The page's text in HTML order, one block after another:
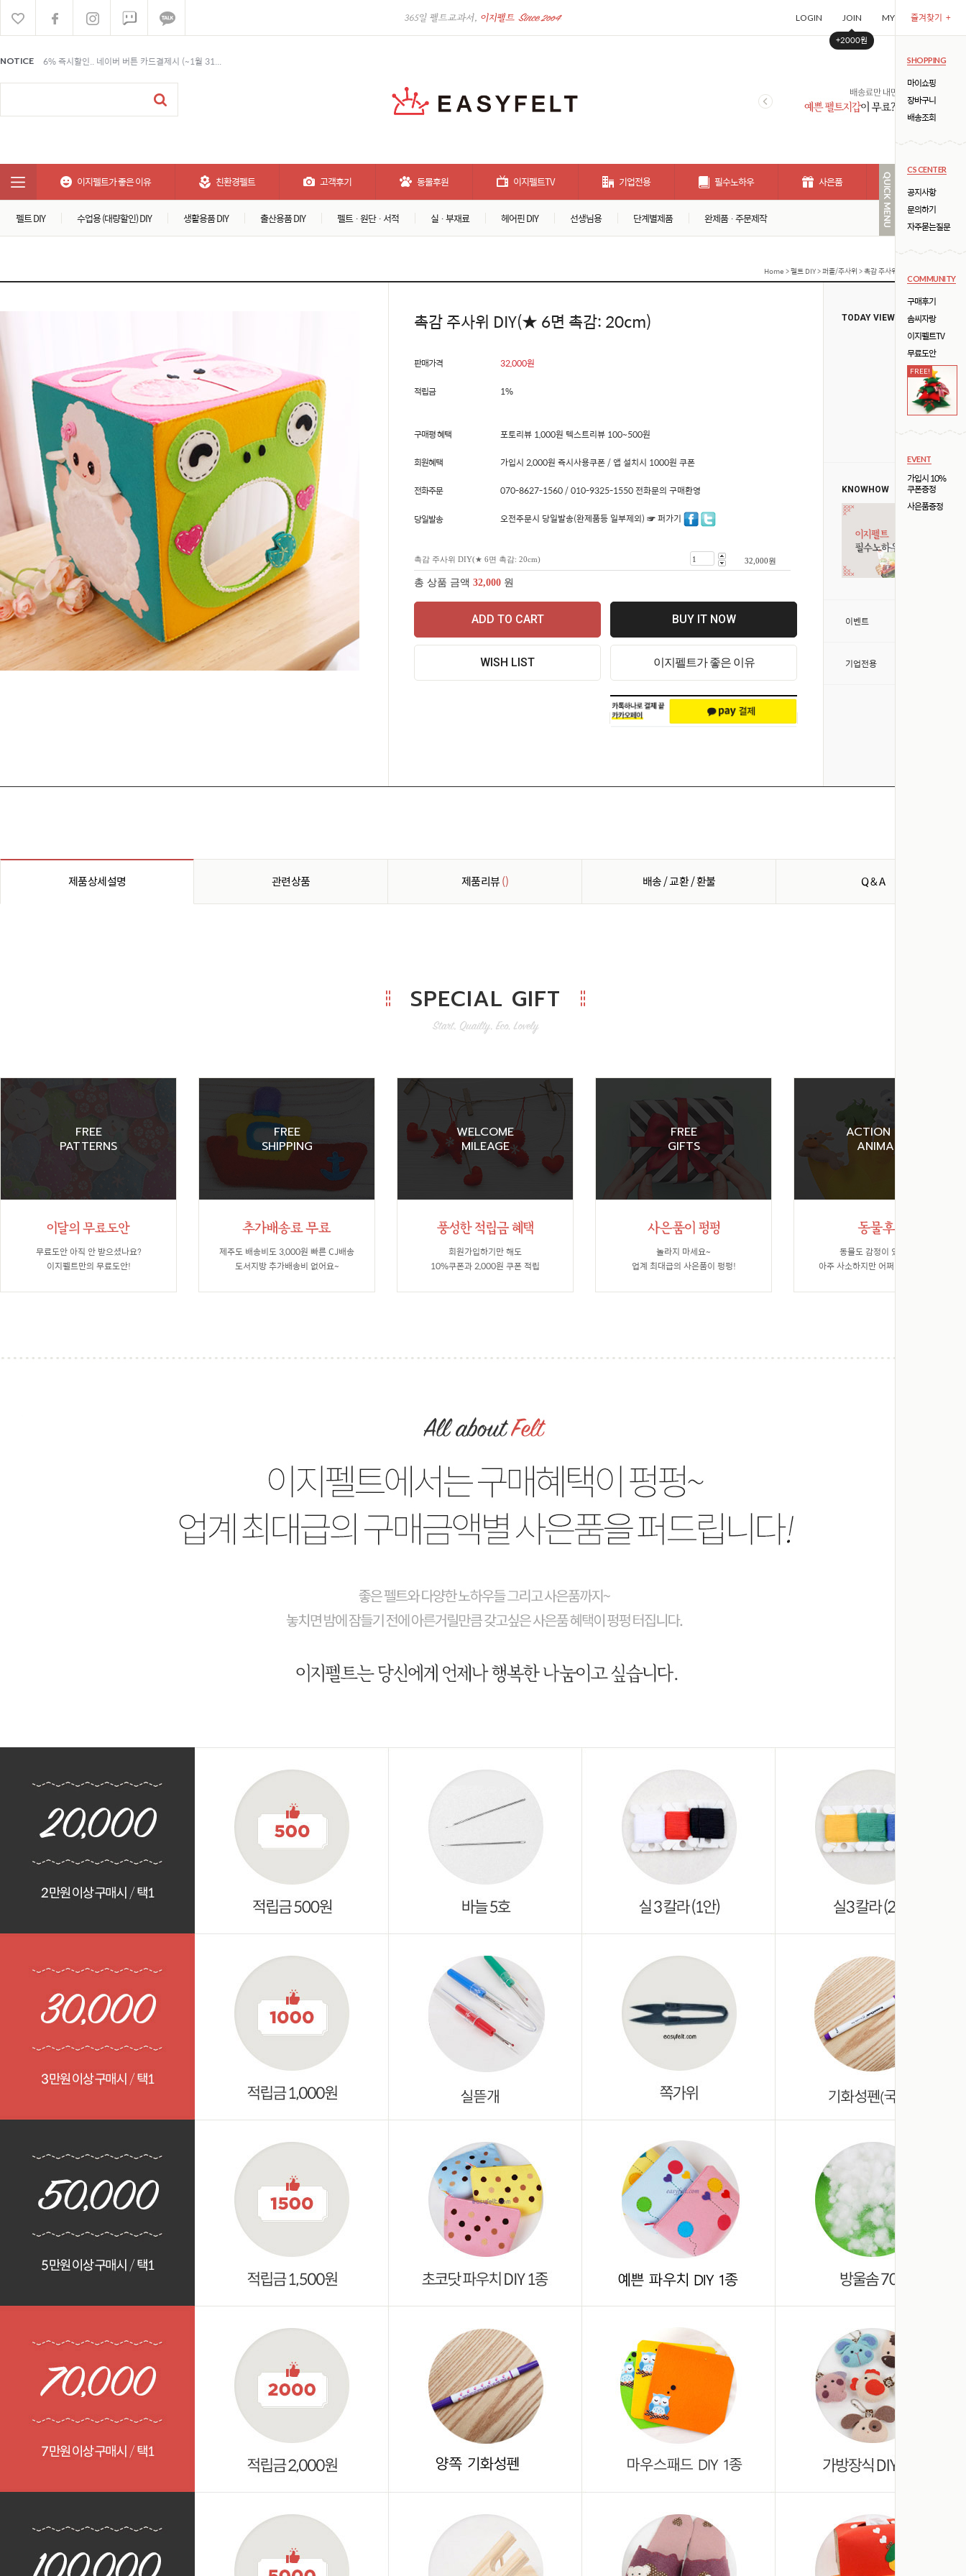
즐겨찾기 +
SHOPPING
마이쇼핑
장바구니
배송조회
CS CENTER
공지사항
문의하기
자주묻는질문
COMMUNITY
구매후기
솜씨자랑
이지펠트TV
무료도안
FREE!
EVENT
가입시 10%
쿠폰증정
사은품증정
LOGIN JOIN
+2000원
MYPAGE CART (
NOTICE
6% 즉시할인.. 네이버 버튼 카드결제시 (~1월 31...
이지펠트가 좋은 이유 친환경펠트 고객후기 동물후원 이지펠트TV 기업전용 필수노하우 사은품
펠트 DIY 수업용 (대량할인) DIY 생활용품 DIY 출산용품 DIY 펠트 · 원단 · 서적 실 · 부재료 헤어핀 DIY 선생님용 단계별제품 완제품 · 주문제작
Home>펠트 DIY>퍼즐/주사위> 촉감 주사위 DIY(★ 6면 촉감:
촉감 주사위 DIY(★ 6면 촉감: 20cm)
판매가격 32,000원
적립금 1%
구매평 혜택 포토리뷰 1,000원 텍스트리뷰 100~500원
회원혜택 가입시 2,000원 즉시사용쿠폰 / 앱 설치시 1000원 쿠폰
전화주문 070-8627-1560 / 010-9325-1550 전화문의 구매환영
당일발송 오전주문시 당일발송(완제품등 일부제외) ☞ 퍼가기
촉감 주사위 DIY(★ 6면 촉감: 20cm) 32,000원
총 상품 금액 32,000 원
ADD TO CART BUY IT NOW
WISH LIST 이지펠트가 좋은 이유
TODAY VIEW
KNOWHOW
이벤트
기업전용
제품상세설명 관련상품 제품리뷰() 배송 / 교환 / 환불 Q & A
SPECIAL GIFT
FREE
PATTERNS
무료도안 아직 안 받으셨나요?
이지펠트만의 무료도안!
FREE
SHIPPING
제주도 배송비도 3,000원 빠른 CJ배송
도서지방 추가배송비 없어요~
WELCOME
MILEAGE
회원가입하기만 해도
10%쿠폰과 2,000원 쿠폰 적립
FREE
GIFTS
놀라지 마세요~
업계 최대급의 사은품이 펑펑!
ACTION FOR
ANIMALS
동물도 감정이 있습니다.
아주 사소하지만 어쩌면 가장 소중한